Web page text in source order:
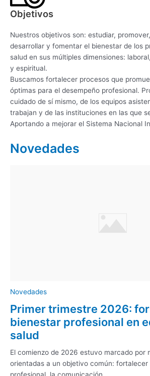
Objetivos
Nuestros objetivos son: estudiar,
desarrollar y fomentar el bienestar de los
salud en sus múltiples dimensiones:
y espiritual.
Buscamos fortalecer procesos que
óptimas para el desempeño profesional.
cuidado de sí mismo, de los equipos
trabajan y de las instituciones en las que
Aportando a mejorar el Sistema Nacional
Novedades
Novedades
Primer trimestre 2026:
bienestar profesional en
salud
El comienzo de 2026 estuvo marcado por
orientadas a un objetivo común: fortalecer
profesional, la comunicación ...